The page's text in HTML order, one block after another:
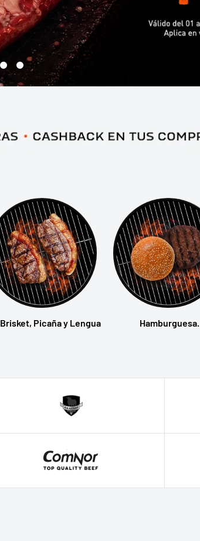
Brisket, Picaña y Lengua Hamburguesa.